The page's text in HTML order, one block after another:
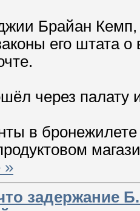
Брайан Кемп,
его штата
через палату
в
»
задержание